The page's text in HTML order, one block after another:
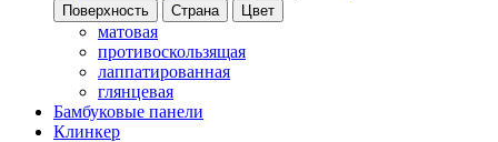
Поверхность Страна Цвет
матовая
противоскользящая
лаппатированная
глянцевая
Бамбуковые панели
Клинкер